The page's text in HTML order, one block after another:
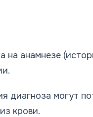
анамнезе
диагноза могут
крови.